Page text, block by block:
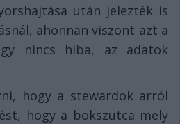
után jelezték is
ahonnan viszont azt a
nincs hiba, az adatok
hogy a stewardok arról
hogy a bokszutca mely